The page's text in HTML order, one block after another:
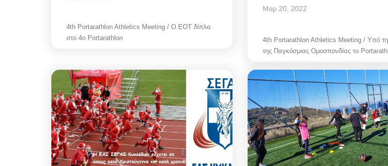
4th Portarathlon Athletics Meeting / Ο ΕΟΤ δίπλα
στο 4ο Portarathlon
Μαρ 20, 2022
4th Portarathlon Athletics Meeting / Υπό
της Παγκόσμιας Ομοσπονδίας το